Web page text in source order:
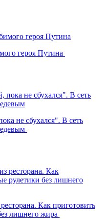
героя Путина
не сбухался". В сеть
Как приготовить
лишнего жира